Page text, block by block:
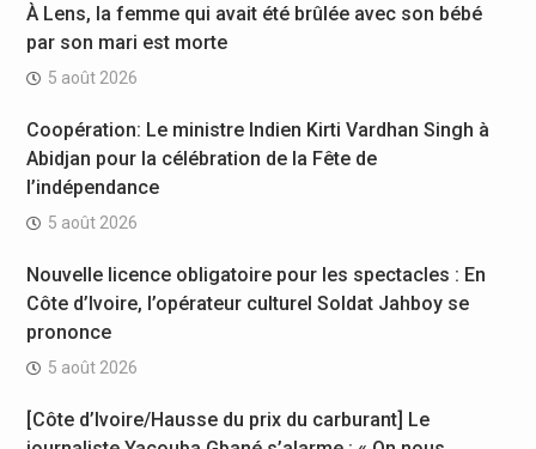
À Lens, la femme qui avait été brûlée avec son bébé
par son mari est morte
5 août 2026
Coopération: Le ministre Indien Kirti Vardhan Singh à
Abidjan pour la célébration de la Fête de
l’indépendance
5 août 2026
Nouvelle licence obligatoire pour les spectacles : En
Côte d’Ivoire, l’opérateur culturel Soldat Jahboy se
prononce
5 août 2026
[Côte d’Ivoire/Hausse du prix du carburant] Le